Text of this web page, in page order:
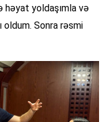
yoldaşımla və
oldum. Sonra rəsmi